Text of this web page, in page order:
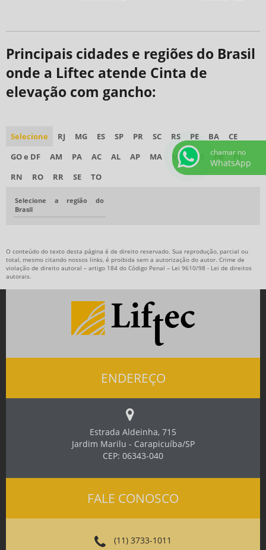
Principais cidades e regiões do Brasil
onde a Liftec atende Cinta de
elevação com gancho:
Selecione RJ MG ES SP PR SC RS PE BA
CE
GO e DF
AM PA AC AL AP MA MT MS PB
PI
RN
RO RR SE TO
Selecione a região do
Brasil
O conteúdo do texto desta página é de direito reservado. Sua reprodução, parcial ou
total, mesmo citando nossos links, é proibida sem a autorização do autor. Crime de
violação de direito autoral – artigo 184 do Código Penal – Lei 9610/98 - Lei de direitos
autorais.
ENDEREÇO
FALE CONOSCO
Estrada Aldeinha, 715
Jardim Marilu - Carapicuíba/SP
CEP: 06343-040
(11) 3733-1011
chamar no
WhatsApp